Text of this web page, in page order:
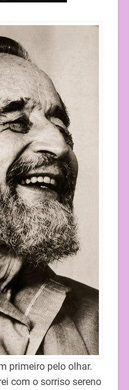
primeiro pelo olhar.
com o sorriso sereno